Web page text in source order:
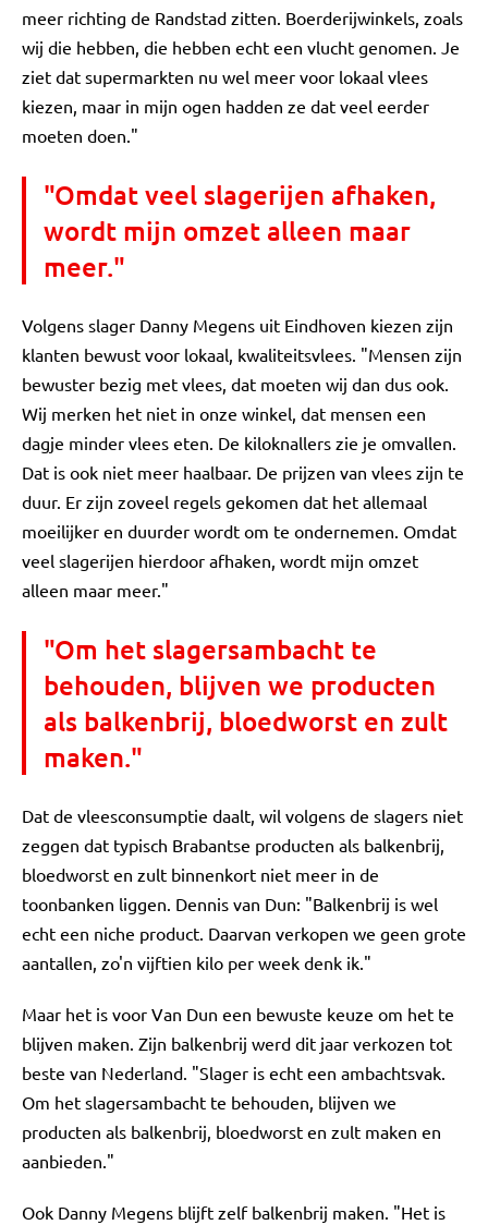
meer richting de Randstad zitten. Boerderijwinkels, zoals
wij die hebben, die hebben echt een vlucht genomen. Je
ziet dat supermarkten nu wel meer voor lokaal vlees
kiezen, maar in mijn ogen hadden ze dat veel eerder
moeten doen."
"Omdat veel slagerijen afhaken,
wordt mijn omzet alleen maar
meer."
Volgens slager Danny Megens uit Eindhoven kiezen zijn
klanten bewust voor lokaal, kwaliteitsvlees. "Mensen zijn
bewuster bezig met vlees, dat moeten wij dan dus ook.
Wij merken het niet in onze winkel, dat mensen een
dagje minder vlees eten. De kiloknallers zie je omvallen.
Dat is ook niet meer haalbaar. De prijzen van vlees zijn te
duur. Er zijn zoveel regels gekomen dat het allemaal
moeilijker en duurder wordt om te ondernemen. Omdat
veel slagerijen hierdoor afhaken, wordt mijn omzet
alleen maar meer."
"Om het slagersambacht te
behouden, blijven we producten
als balkenbrij, bloedworst en zult
maken."
Dat de vleesconsumptie daalt, wil volgens de slagers niet
zeggen dat typisch Brabantse producten als balkenbrij,
bloedworst en zult binnenkort niet meer in de
toonbanken liggen. Dennis van Dun: "Balkenbrij is wel
echt een niche product. Daarvan verkopen we geen grote
aantallen, zo'n vijftien kilo per week denk ik."
Maar het is voor Van Dun een bewuste keuze om het te
blijven maken. Zijn balkenbrij werd dit jaar verkozen tot
beste van Nederland. "Slager is echt een ambachtsvak.
Om het slagersambacht te behouden, blijven we
producten als balkenbrij, bloedworst en zult maken en
aanbieden."
Ook Danny Megens blijft zelf balkenbrij maken. "Het is